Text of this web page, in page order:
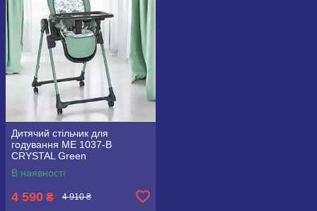
Дитячий стільчик для
годування ME 1037-B
CRYSTAL Green
В наявності
4 590 ₴ 4 910 ₴